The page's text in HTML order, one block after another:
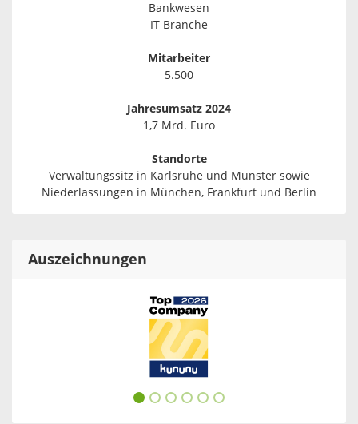
Bankwesen
IT Branche
Mitarbeiter
5.500
Jahresumsatz 2024
1,7 Mrd. Euro
Standorte
Verwaltungssitz in Karlsruhe und Münster sowie
Niederlassungen in München, Frankfurt und Berlin
Auszeichnungen